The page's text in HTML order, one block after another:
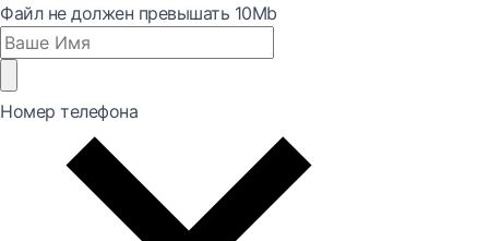
Файл не должен превышать 10Mb
Номер телефона